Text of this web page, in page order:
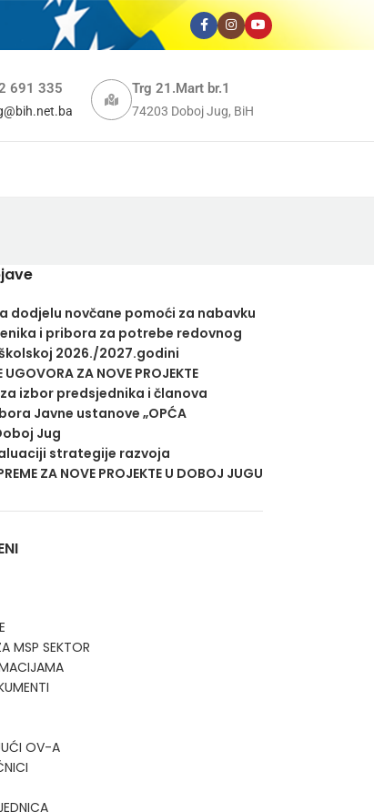
691 335 Trg 21.Mart br.1
74203 Doboj Jug, BiH
za dodjelu novčane pomoći za nabavku
i pribora za potrebe redovnog
2026./2027.godini
UGOVORA ZA NOVE PROJEKTE
za izbor predsjednika i članova
Javne ustanove „OPĆA
Jug
strategije razvoja
ZA NOVE PROJEKTE U DOBOJ JUGU
MSP SEKTOR
OV-A